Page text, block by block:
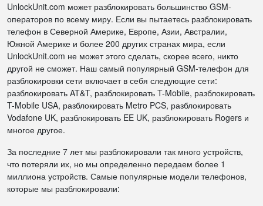
UnlockUnit.com может разблокировать большинство GSM-
операторов по всему миру. Если вы пытаетесь разблокировать
телефон в Северной Америке, Европе, Азии, Австралии,
Южной Америке и более 200 других странах мира, если
UnlockUnit.com не может этого сделать, скорее всего, никто
другой не сможет. Наш самый популярный GSM-телефон для
разблокировки сети включает в себя следующие сети:
разблокировать AT&T, разблокировать T-Mobile, разблокировать
T-Mobile USA, разблокировать Metro PCS, разблокировать
Vodafone UK, разблокировать EE UK, разблокировать Rogers и
многое другое.
За последние 7 лет мы разблокировали так много устройств,
что потеряли их, но мы определенно передаем более 1
миллиона устройств. Самые популярные модели телефонов,
которые мы разблокировали: